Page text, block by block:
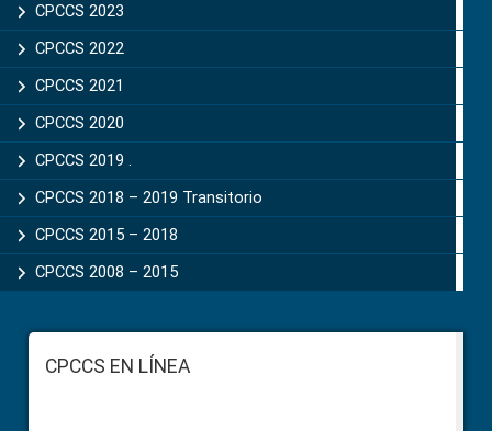
CPCCS 2023
CPCCS 2022
CPCCS 2021
CPCCS 2020
CPCCS 2019 .
CPCCS 2018 – 2019 Transitorio
CPCCS 2015 – 2018
CPCCS 2008 – 2015
FooterCPCCS EN LÍNEA